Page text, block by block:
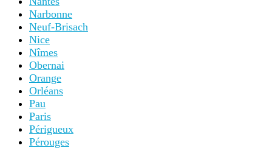
Narbonne
Neuf-Brisach
Nice
Nîmes
Obernai
Orange
Orléans
Pau
Paris
Périgueux
Pérouges